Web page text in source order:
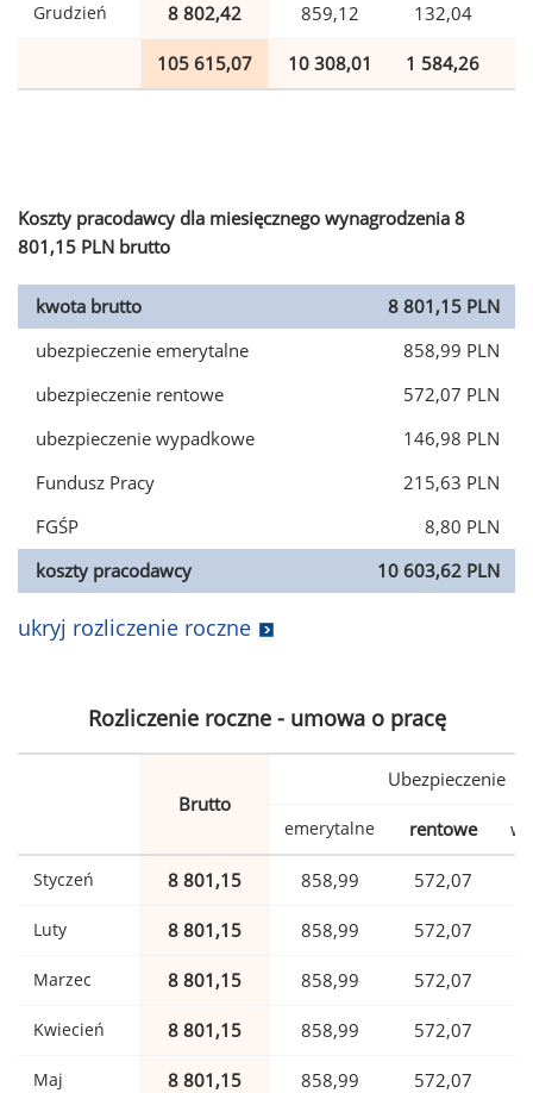
Grudzień 8 802,42 859,12 132,04
105 615,07 10 308,01 1 584,26
Koszty pracodawcy dla miesięcznego wynagrodzenia 8
801,15 PLN brutto
kwota brutto
8 801,15 PLN
ubezpieczenie emerytalne
858,99 PLN
ubezpieczenie rentowe
572,07 PLN
ubezpieczenie wypadkowe
146,98 PLN
Fundusz Pracy
215,63 PLN
FGŚP
8,80 PLN
koszty pracodawcy
10 603,62 PLN
ukryj rozliczenie roczne
Rozliczenie roczne - umowa o pracę
Brutto
Ubezpieczenie
emerytalne rentowe
Styczeń 8 801,15 858,99 572,07
Luty 8 801,15 858,99 572,07
Marzec 8 801,15 858,99 572,07
Kwiecień 8 801,15 858,99 572,07
Maj 8 801,15 858,99 572,07